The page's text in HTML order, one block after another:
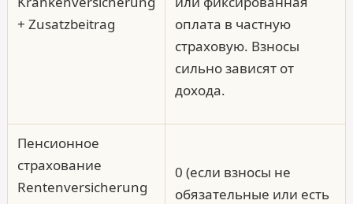
+ Zusatzbeitrag
оплата в частную
страховую. Взносы
сильно зависят от
дохода.
Пенсионное
страхование
Rentenversicherung
0 (если взносы не
обязательные или есть